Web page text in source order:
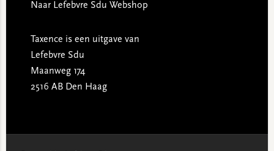
Naar Lefebvre Sdu Webshop
Taxence is een uitgave van
Lefebvre Sdu
Maanweg 174
2516 AB Den Haag